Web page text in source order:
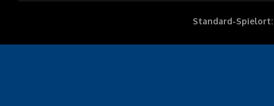
Standard-Spielort: